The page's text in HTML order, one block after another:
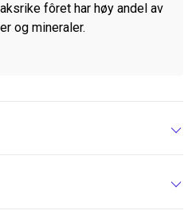
fôret har høy andel av
og mineraler.